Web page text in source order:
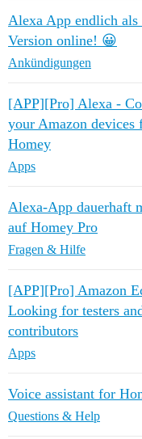
Alexa App endlich als
Version online! 😀
Ankündigungen
[APP][Pro] Alexa -
your Amazon devices
Homey
Apps
Alexa-App dauerhaft
auf Homey Pro
Fragen & Hilfe
[APP][Pro] Amazon
Looking for testers
contributors
Apps
Voice assistant for
Questions & Help